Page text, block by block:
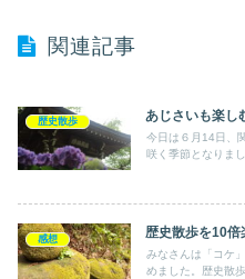
関連記事
歴史散歩 あじさいも楽し
今日は６月14日、
咲く季節となりま
感想 歴史散歩を10倍
みなさんは「コケ
めました。歴史散